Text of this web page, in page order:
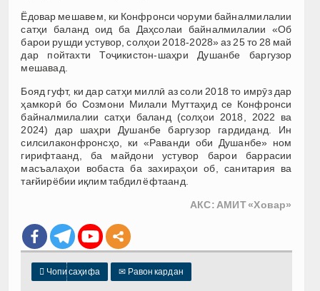
Ёдовар мешавем, ки Конфронси чоруми байналмилалии
сатҳи баланд оид ба Даҳсолаи байналмилалии «Об
барои рушди устувор, солҳои 2018-2028» аз 25 то 28 май
дар пойтахти Тоҷикистон-шаҳри Душанбе баргузор
мешавад.
Бояд гуфт, ки дар сатҳи миллӣ аз соли 2018 то имрӯз дар
ҳамкорӣ бо Созмони Милали Муттаҳид се Конфронси
байналмилалии сатҳи баланд (солҳои 2018, 2022 ва
2024) дар шаҳри Душанбе баргузор гардиданд. Ин
силсилаконфронсҳо, ки «Раванди оби Душанбе» ном
гирифтаанд, ба майдони устувор барои баррасии
масъалаҳои вобаста ба захираҳои об, санитария ва
тағйирёбии иқлим табдил ёфтаанд.
АКС: АМИТ «Ховар»
 Чопи саҳифа ✉ Равон кардан